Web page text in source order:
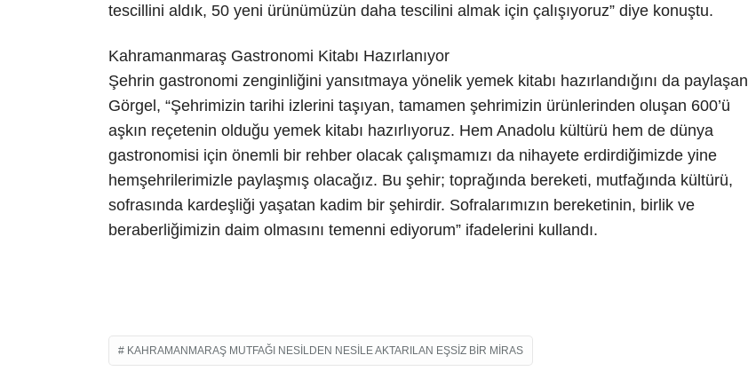
tescillini aldık, 50 yeni ürünümüzün daha tescilini almak için çalışıyoruz” diye konuştu.
Kahramanmaraş Gastronomi Kitabı Hazırlanıyor
Şehrin gastronomi zenginliğini yansıtmaya yönelik yemek kitabı hazırlandığını da paylaşan
Görgel, “Şehrimizin tarihi izlerini taşıyan, tamamen şehrimizin ürünlerinden oluşan 600’ü
aşkın reçetenin olduğu yemek kitabı hazırlıyoruz. Hem Anadolu kültürü hem de dünya
gastronomisi için önemli bir rehber olacak çalışmamızı da nihayete erdirdiğimizde yine
hemşehrilerimizle paylaşmış olacağız. Bu şehir; toprağında bereketi, mutfağında kültürü,
sofrasında kardeşliği yaşatan kadim bir şehirdir. Sofralarımızın bereketinin, birlik ve
beraberliğimizin daim olmasını temenni ediyorum” ifadelerini kullandı.
KAHRAMANMARAŞ MUTFAĞI NESILDEN NESILE AKTARILAN EŞSIZ BIR MIRAS